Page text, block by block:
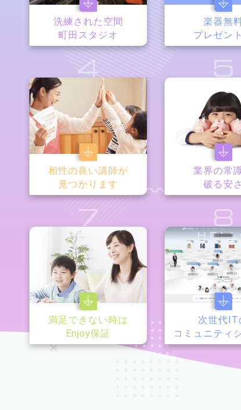
洗練された空間
町田スタジオ
楽器無
プレゼン
4
相性の良い講師が
見つかります
5
業界の常
破る安さ
7
満足できない時は
Enjoy保証
8
次世代IT
コミュニティ